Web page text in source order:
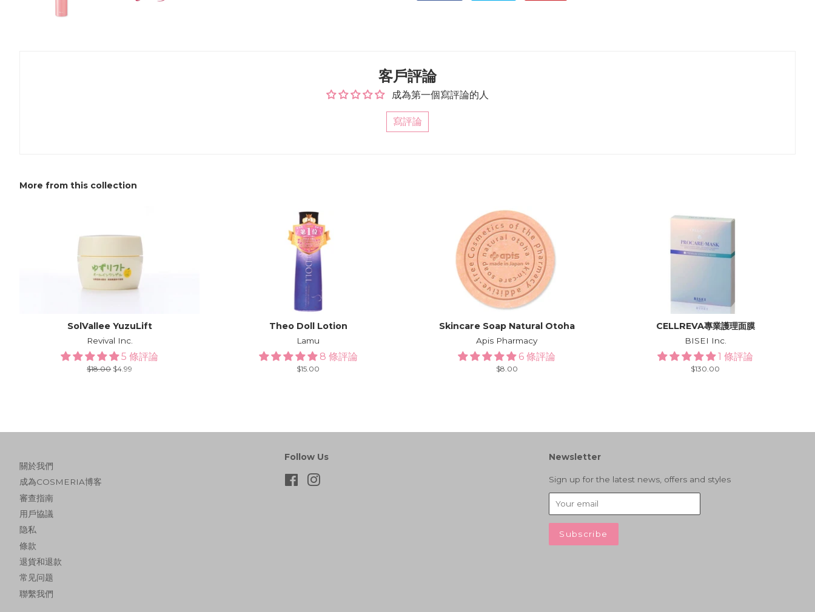
客戶評論
成為第一個寫評論的人
寫評論
More from this collection
SolVallee YuzuLift
Revival Inc.
5 條評論
Regular
$18.00 Sale
$4.99
Theo Doll Lotion
Lamu
8 條評論
Regular
$15.00
Skincare Soap Natural Otoha
Apis Pharmacy
6 條評論
Regular
$8.00
CELLREVA專業護理面膜
BISEI Inc.
1 條評論
Regular
$130.00
關於我們
成為COSMERIA博客
審查指南
用戶協議
隐私
條款
退貨和退款
常见问题
聯繫我們
Follow Us
FacebookInstagram
Newsletter
Sign up for the latest news, offers and styles